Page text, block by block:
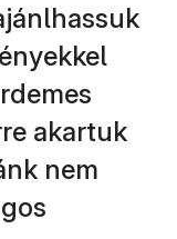
akartuk
nem